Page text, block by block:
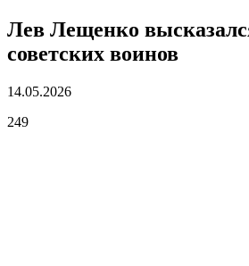
Лев Лещенко
советских воинов
14.05.2026
249